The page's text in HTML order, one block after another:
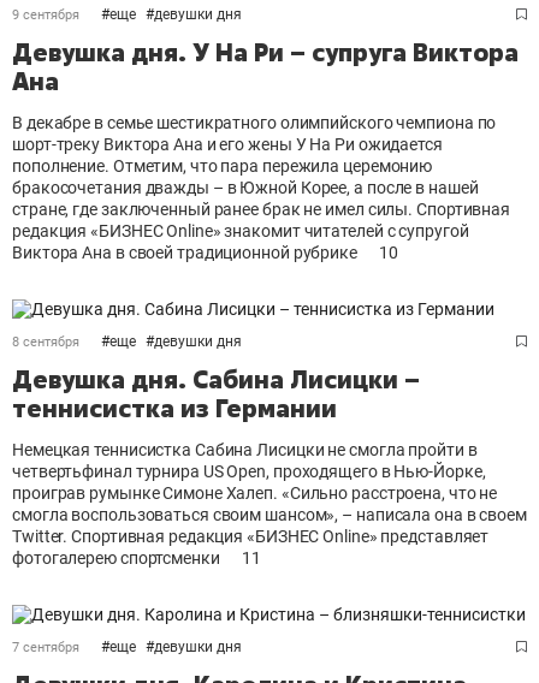
9 сентября #еще #девушки дня
Девушка дня. У На Ри – супруга Виктора
Ана
В декабре в семье шестикратного олимпийского чемпиона по
шорт-треку Виктора Ана и его жены У На Ри ожидается
пополнение. Отметим, что пара пережила церемонию
бракосочетания дважды – в Южной Корее, а после в нашей
стране, где заключенный ранее брак не имел силы. Спортивная
редакция «БИЗНЕС Online» знакомит читателей с супругой
Виктора Ана в своей традиционной рубрике
10
8 сентября #еще #девушки дня
Девушка дня. Сабина Лисицки –
теннисистка из Германии
Немецкая теннисистка Сабина Лисицки не смогла пройти в
четвертьфинал турнира US Open, проходящего в Нью-Йорке,
проиграв румынке Симоне Халеп. «Сильно расстроена, что не
смогла воспользоваться своим шансом», – написала она в своем
Twitter. Спортивная редакция «БИЗНЕС Online» представляет
фотогалерею спортсменки
11
7 сентября #еще #девушки дня